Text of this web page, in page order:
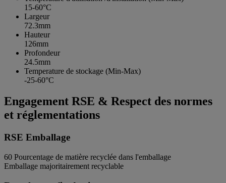
15-60°C
Largeur
72.3mm
Hauteur
126mm
Profondeur
24.5mm
Temperature de stockage (Min-Max)
-25-60°C
Engagement RSE & Respect des normes
et réglementations
RSE Emballage
60 Pourcentage de matière recyclée dans l'emballage
Emballage majoritairement recyclable